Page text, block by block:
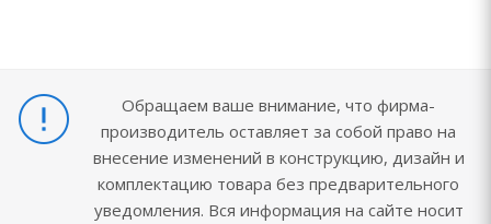
Обращаем ваше внимание, что фирма-
производитель оставляет за собой право на
внесение изменений в конструкцию, дизайн и
комплектацию товара без предварительного
уведомления. Вся информация на сайте носит